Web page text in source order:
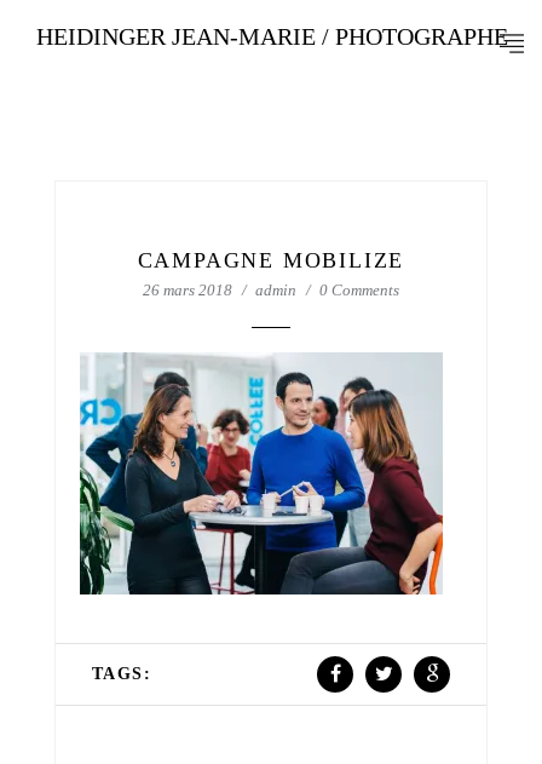
HEIDINGER JEAN-MARIE / PHOTOGRAPHE
CAMPAGNE MOBILIZE
26 mars 2018 admin 0 Comments
TAGS: